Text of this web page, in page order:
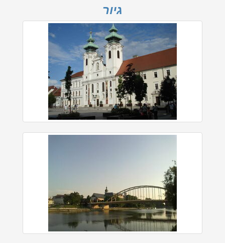
גיור